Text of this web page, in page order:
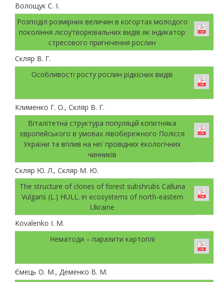
Волощук С. І.
Розподіл розмірних величин в когортах молодого
покоління лісоутворювальних видів як індикатор
стресового пригнічення рослин
Скляр В. Г.
Особливості росту рослин рідкісних видів
Клименко Г. О., Скляр В. Г.
Віталітетна структура популяцій копитняка
європейського в умовах лівобережного Полісся
України та вплив на неї провідних екологічних
чинників
Скляр Ю. Л., Скляр М. Ю.
The structure of clones of forest subshrubs Calluna
Vulgaris (L.) HULL. in ecosystems of north-eastern
Ukraine
Kovalenko I. M.
Нематоди – паразити картоплі
Ємець О. М., Деменко В. М.